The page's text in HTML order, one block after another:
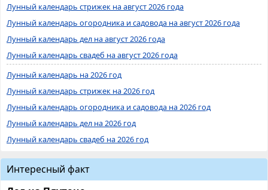
Лунный календарь стрижек на август 2026 года
Лунный календарь огородника и садовода на август 2026 года
Лунный календарь дел на август 2026 года
Лунный календарь свадеб на август 2026 года
Лунный календарь на 2026 год
Лунный календарь стрижек на 2026 год
Лунный календарь огородника и садовода на 2026 год
Лунный календарь дел на 2026 год
Лунный календарь свадеб на 2026 год
Интересный факт